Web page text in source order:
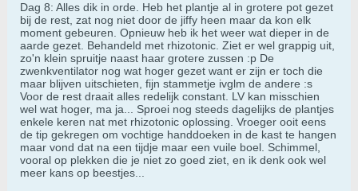
Dag 8: Alles dik in orde. Heb het plantje al in grotere pot gezet
bij de rest, zat nog niet door de jiffy heen maar da kon elk
moment gebeuren. Opnieuw heb ik het weer wat dieper in de
aarde gezet. Behandeld met rhizotonic. Ziet er wel grappig uit,
zo'n klein spruitje naast haar grotere zussen :p De
zwenkventilator nog wat hoger gezet want er zijn er toch die
maar blijven uitschieten, fijn stammetje ivglm de andere :s
Voor de rest draait alles redelijk constant. LV kan misschien
wel wat hoger, ma ja... Sproei nog steeds dagelijks de plantjes
enkele keren nat met rhizotonic oplossing. Vroeger ooit eens
de tip gekregen om vochtige handdoeken in de kast te hangen
maar vond dat na een tijdje maar een vuile boel. Schimmel,
vooral op plekken die je niet zo goed ziet, en ik denk ook wel
meer kans op beestjes...